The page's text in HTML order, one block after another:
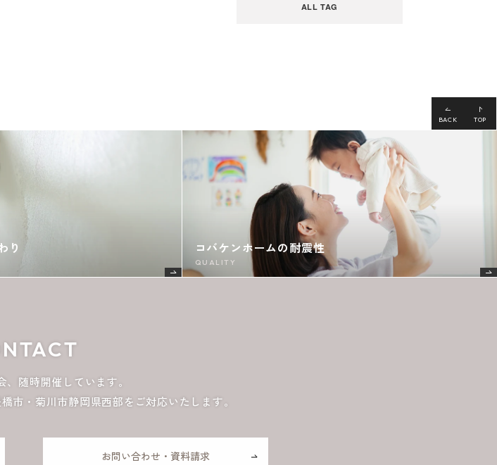
ALL TAG
BACK TOP
り コバケンホームの耐震性
QUALITY
、随時開催しています。
市・菊川市静岡県西部をご対応いたします。
お問い合わせ・資料請求